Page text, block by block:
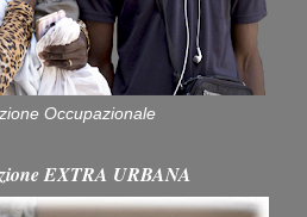
Occupazionale
EXTRA URBANA